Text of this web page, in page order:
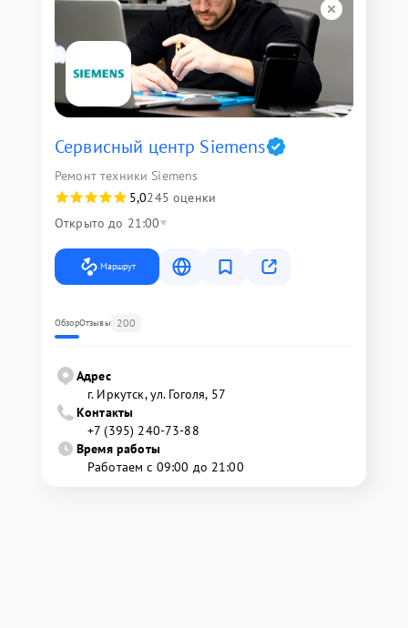
Сервисный центр Siemens
Ремонт техники Siemens
5,0245 оценки
Открыто до 21:00
Маршрут
ОбзорОтзывы 200
Адрес
г. Иркутск, ул. ​Гоголя, 57
Контакты
+7 (395) 240-73-88
Время работы
Работаем с 09:00 до 21:00